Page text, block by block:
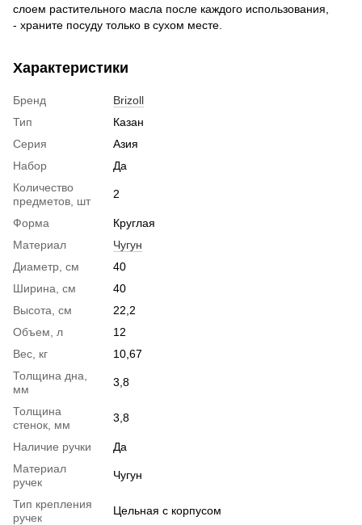
слоем растительного масла после каждого использования,
- храните посуду только в сухом месте.
Характеристики
Бренд
Brizoll
Тип
Казан
Серия
Азия
Набор
Да
Количество
предметов, шт
2
Форма
Круглая
Материал
Чугун
Диаметр, см
40
Ширина, см
40
Высота, см
22,2
Объем, л
12
Вес, кг
10,67
Толщина дна,
мм
3,8
Толщина
стенок, мм
3,8
Наличие ручки
Да
Материал
ручек
Чугун
Тип крепления
ручек
Цельная с корпусом